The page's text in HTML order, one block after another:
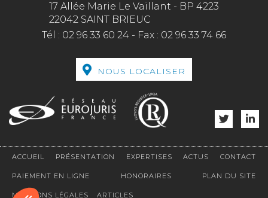
17 Allée Marie Le Vaillant - BP 4223
22042 SAINT BRIEUC
Tél : 02 96 33 60 24 - Fax : 02 96 33 74 66
NOUS LOCALISER
ACCUEIL PRÉSENTATION EXPERTISES ACTUS CONTACT
PAIEMENT EN LIGNE HONORAIRES PLAN DU SITE
MENTIONS LÉGALES ARTICLES